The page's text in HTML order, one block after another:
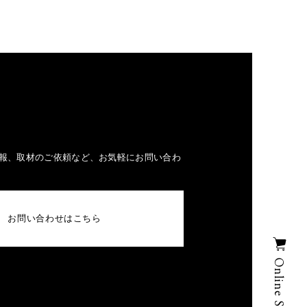
、取材のご依頼など、お気軽にお問い合わ
お問い合わせはこちら